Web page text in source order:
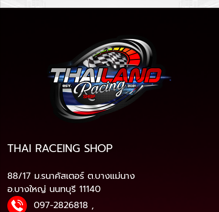
THAI RACEING SHOP
88/17 ม.รนาคัสเตอร์ ต.บางแม่นาง
อ.บางใหญ่ นนทบุรี 11140
097-2826818 ,